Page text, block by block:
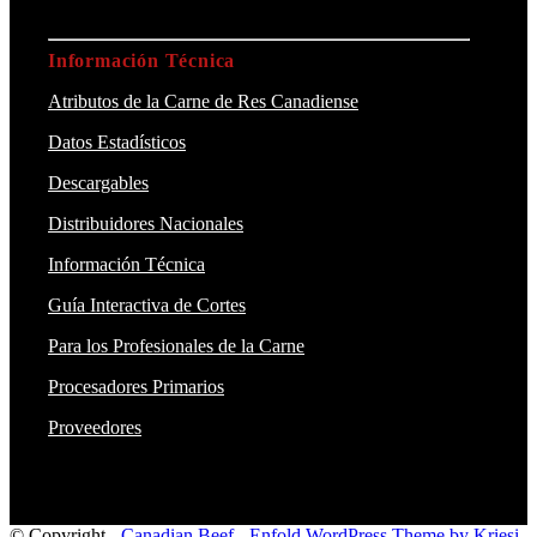
Información Técnica
Atributos de la Carne de Res Canadiense
Datos Estadísticos
Descargables
Distribuidores Nacionales
Información Técnica
Guía Interactiva de Cortes
Para los Profesionales de la Carne
Procesadores Primarios
Proveedores